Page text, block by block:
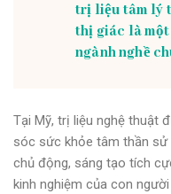
trị liệu tâm lý
thị giác là
ngành nghề
Tại Mỹ, trị liệu nghệ thuật
sóc sức khỏe tâm thần sử
chủ động, sáng tạo tích
kinh nghiệm của con